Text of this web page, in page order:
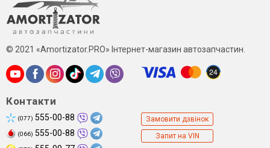
© 2021 «Amortizator.PRO» Інтернет-магазин автозапчастин.
Контакти
(077) 555-00-88
(066) 555-00-88
Замовити дзвінок
Запит на VIN